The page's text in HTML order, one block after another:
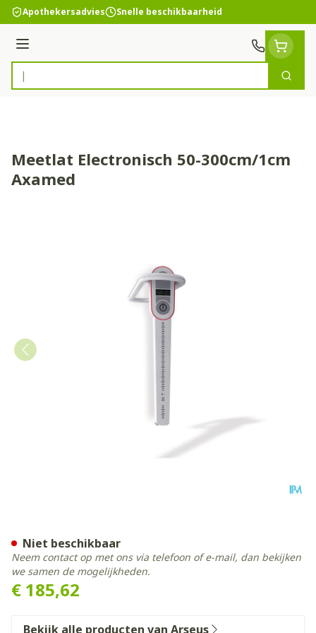
Ga naar de inhoud
Apothekersadvies Snelle beschikbaarheid
Menu
Product, merk, categorie...
Zoek
Meetlat Electronisch 50-300cm/1cm
Axamed
€ 185,62
Niet beschikbaar
Neem contact op met ons via telefoon of e-mail, dan bekijken
we samen de mogelijkheden.
Bekijk alle producten van Arseus